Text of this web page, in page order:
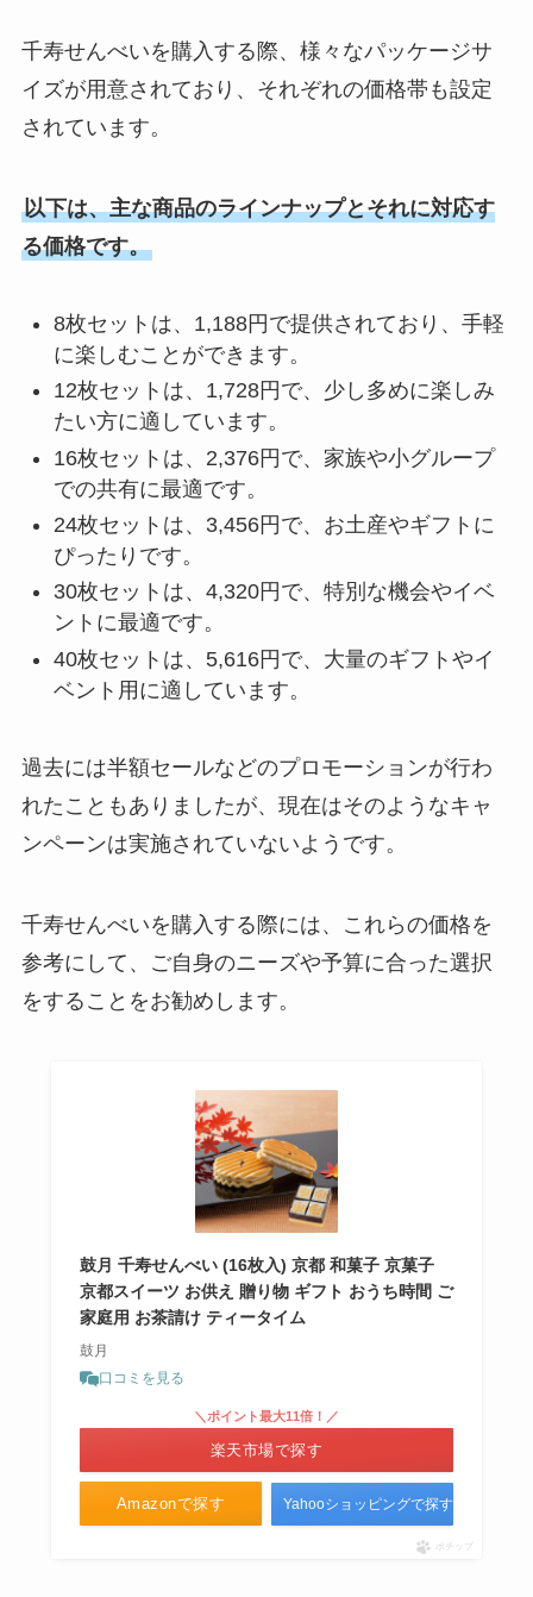
箱根ラスクが買える場所はどこ？
デコふり 販売中止の理由は？青の
代用はなにがある？販売店まとめ
スーパーやカルディで売ってる？
る？値段はいくらで買える？
養命酒はどこが安い？安いドラッ
の値段は？
千寿せんべいを購入する際、様々なパッケージサ
イズが用意されており、それぞれの価格帯も設定
されています。
以下は、主な商品のラインナップとそれに対応す
る価格です。
8枚セットは、1,188円で提供されており、手軽
に楽しむことができます。
12枚セットは、1,728円で、少し多めに楽しみ
たい方に適しています。
16枚セットは、2,376円で、家族や小グループ
での共有に最適です。
24枚セットは、3,456円で、お土産やギフトに
ぴったりです。
30枚セットは、4,320円で、特別な機会やイベ
ントに最適です。
40枚セットは、5,616円で、大量のギフトやイ
ベント用に適しています。
過去には半額セールなどのプロモーションが行わ
れたこともありましたが、現在はそのようなキャ
ンペーンは実施されていないようです。
千寿せんべいを購入する際には、これらの価格を
参考にして、ご自身のニーズや予算に合った選択
をすることをお勧めします。
鼓月 千寿せんべい (16枚入) 京都 和菓子 京菓子
京都スイーツ お供え 贈り物 ギフト おうち時間 ご
家庭用 お茶請け ティータイム
鼓月
口コミを見る
Amazonで探す
＼ポイント最大11倍！／
楽天市場で探す
Yahooショッピングで探す
ポチップ